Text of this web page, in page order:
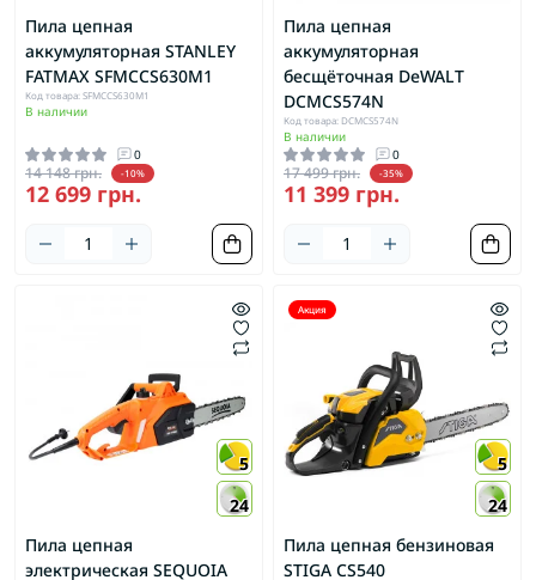
Пила цепная
аккумуляторная STANLEY
FATMAX SFMCCS630M1
Код товара: SFMCCS630M1
В наличии
0
14 148 грн. -10%
12 699 грн.
Пила цепная
аккумуляторная
бесщёточная DeWALT
DCMCS574N
Код товара: DCMCS574N
В наличии
0
17 499 грн. -35%
11 399 грн.
5
24
Пила цепная
электрическая SEQUOIA
Акция
5
24
Пила цепная бензиновая
STIGA CS540